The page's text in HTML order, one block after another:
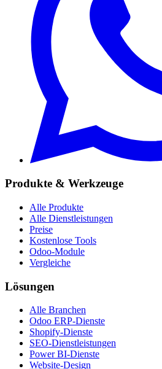
Produkte & Werkzeuge
Alle Produkte
Alle Dienstleistungen
Preise
Kostenlose Tools
Odoo-Module
Vergleiche
Lösungen
Alle Branchen
Odoo ERP-Dienste
Shopify-Dienste
SEO-Dienstleistungen
Power BI-Dienste
Website-Design